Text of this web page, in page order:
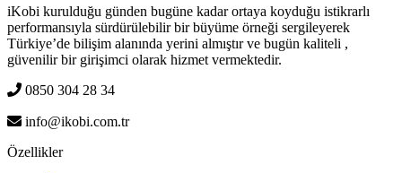
iKobi kurulduğu günden bugüne kadar ortaya koyduğu istikrarlı
performansıyla sürdürülebilir bir büyüme örneği sergileyerek
Türkiye’de bilişim alanında yerini almıştır ve bugün kaliteli ,
güvenilir bir girişimci olarak hizmet vermektedir.
0850 304 28 34
info@ikobi.com.tr
Özellikler